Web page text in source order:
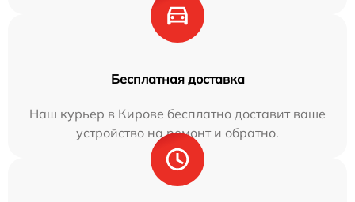
Бесплатная доставка
Наш курьер в Кирове бесплатно доставит ваше
устройство на ремонт и обратно.